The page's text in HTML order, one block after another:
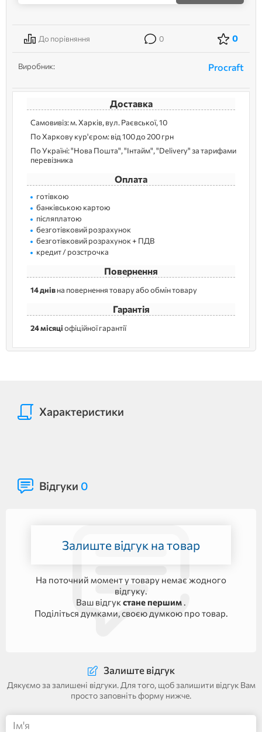
До порівняння 0 0
Виробник: Procraft
Доставка
Самовивіз: м. Харків, вул. Раєвської, 10
По Харкову кур'єром: від 100 до 200 грн
По Україні: "Нова Пошта", "Інтайм", "Delivery" за тарифами
перевізника
Оплата
готівкою
банківською картою
післяплатою
безготівковий розрахунок
безготівковий розрахунок + ПДВ
кредит / розстрочка
Повернення
14 днівна повернення товару або обмін товару
Гарантія
24 місяціофіційної гарантії
Характеристики
Відгуки 0
Залиште відгук на товар
На поточний момент у товару немає жодного
відгуку.
Ваш відгук стане першим .
Поділіться думками, своєю думкою про товар.
Залиште відгук
Дякуємо за залишені відгуки. Для того, щоб залишити відгук Вам
просто заповніть форму нижче.